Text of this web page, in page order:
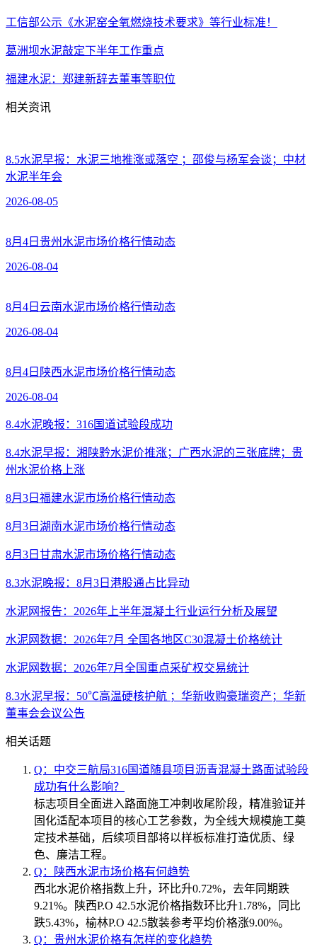
工信部公示《水泥窑全氧燃烧技术要求》等行业标准！
葛洲坝水泥敲定下半年工作重点
福建水泥：郑建新辞去董事等职位
相关资讯
8.5水泥早报：水泥三地推涨或落空 ；邵俊与杨军会谈；中材
水泥半年会
2026-08-05
8月4日贵州水泥市场价格行情动态
2026-08-04
8月4日云南水泥市场价格行情动态
2026-08-04
8月4日陕西水泥市场价格行情动态
2026-08-04
8.4水泥晚报：316国道试验段成功
8.4水泥早报：湘陕黔水泥价推涨；广西水泥的三张底牌；贵
州水泥价格上涨
8月3日福建水泥市场价格行情动态
8月3日湖南水泥市场价格行情动态
8月3日甘肃水泥市场价格行情动态
8.3水泥晚报：8月3日港股通占比异动
水泥网报告：2026年上半年混凝土行业运行分析及展望
水泥网数据：2026年7月 全国各地区C30混凝土价格统计
水泥网数据：2026年7月全国重点采矿权交易统计
8.3水泥早报：50℃高温硬核护航 ；华新收购豪瑞资产；华新
董事会会议公告
相关话题
Q：中交三航局316国道随县项目沥青混凝土路面试验段
成功有什么影响？
标志项目全面进入路面施工冲刺收尾阶段，精准验证并
固化适配本项目的核心工艺参数，为全线大规模施工奠
定技术基础，后续项目部将以样板标准打造优质、绿
色、廉洁工程。
Q：陕西水泥市场价格有何趋势
西北水泥价格指数上升，环比升0.72%，去年同期跌
9.21%。陕西P.O 42.5水泥价格指数环比升1.78%，同比
跌5.43%，榆林P.O 42.5散装参考平均价格涨9.00%。
Q：贵州水泥价格有怎样的变化趋势